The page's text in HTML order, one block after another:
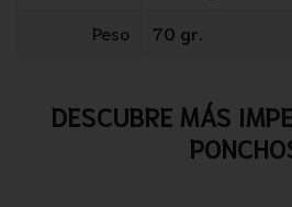
Peso
70 gr.
DESCUBRE MÁS